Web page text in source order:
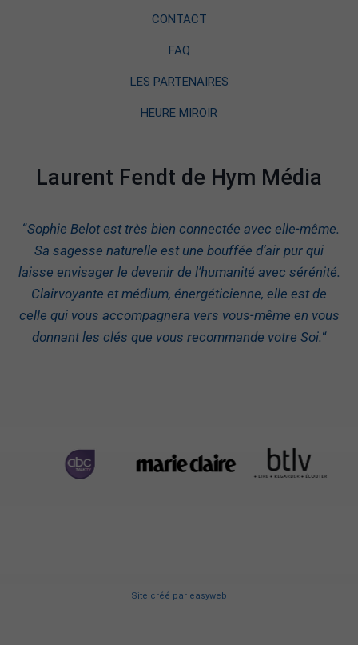
CONTACT
FAQ
LES PARTENAIRES
HEURE MIROIR
Laurent Fendt de Hym Média
“Sophie Belot est très bien connectée avec elle-même.
Sa sagesse naturelle est une bouffée d’air pur qui
laisse envisager le devenir de l’humanité avec sérénité.
Clairvoyante et médium, énergéticienne, elle est de
celle qui vous accompagnera vers vous-même en vous
donnant les clés que vous recommande votre Soi.“
Site créé par easyweb